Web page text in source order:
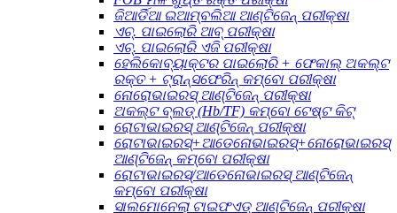
ଜିଆର୍ଡିଆ ଇଆମ୍ବଲିଆ ଆଣ୍ଟିଜେନ୍ ପରୀକ୍ଷା
ଏଚ୍. ପାଇଲୋରି ଆବ୍ ପରୀକ୍ଷା
ଏଚ୍. ପାଇଲୋରି ଏଜି ପରୀକ୍ଷା
ହେଲିକୋବ୍ୟାକ୍ଟର ପାଇଲୋରି + ଫେକାଲ୍ ଅକଲ୍ଟ
ରକ୍ତ + ଟ୍ରାନ୍ସଫେରିନ୍ କମ୍ବୋ ପରୀକ୍ଷା
ନୋରୋଭାଇରସ୍ ଆଣ୍ଟିଜେନ୍ ପରୀକ୍ଷା
ଅକଲ୍ଟ ବ୍ଲଡ୍ (Hb/TF) କମ୍ବୋ ଟେଷ୍ଟ କିଟ୍
ରୋଟାଭାଇରସ୍ ଆଣ୍ଟିଜେନ୍ ପରୀକ୍ଷା
ରୋଟାଭାଇରସ୍+ଆଡେନୋଭାଇରସ୍+ନୋରୋଭାଇରସ୍
ଆଣ୍ଟିଜେନ୍ କମ୍ବୋ ପରୀକ୍ଷା
ରୋଟାଭାଇରସ୍/ଆଡେନୋଭାଇରସ୍ ଆଣ୍ଟିଜେନ୍
କମ୍ବୋ ପରୀକ୍ଷା
ସାଲମୋନେଲା ଟାଇଫଏଡ୍ ଆଣ୍ଟିଜେନ୍ ପରୀକ୍ଷା